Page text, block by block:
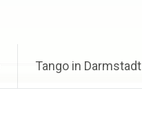
Tango in Darmstadt